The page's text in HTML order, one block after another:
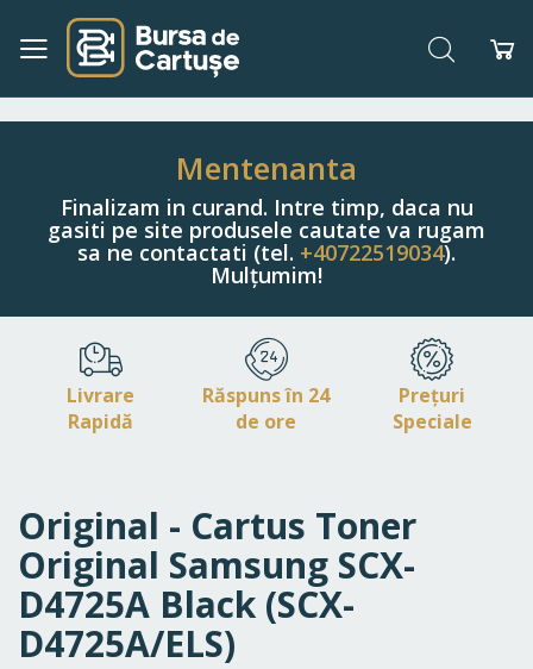
Navigați
Conținut
Căutare
Mentenanta
Finalizam in curand. Intre timp, daca nu
gasiti pe site produsele cautate va rugam
sa ne contactati (tel. +40722519034).
Mulțumim!
Livrare
Rapidă
Răspuns în 24
de ore
Prețuri
Speciale
Original - Cartus Toner
Original Samsung SCX-
D4725A Black (SCX-
D4725A/ELS)